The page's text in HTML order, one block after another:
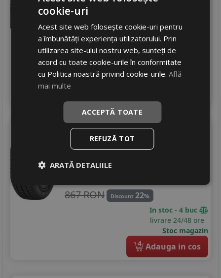
Zgomot
531RON
684 RON Discount22%
In stoc - 4 buc
livrare 24/48 ore
Stoc magazin
DunlopEconodrive as
215/60 R16C 103T
867 RON Discount 22%
In stoc - 4 buc
livrare 24/48 ore
Stoc magazin
4 Adauga in cos
cookie-uri
Acest site web folosește cookie-uri pentru
a îmbunătăți experiența utilizatorului. Prin
utilizarea site-ului nostru web, sunteți de
acord cu toate cookie-urile în conformitate
cu Politica noastră privind cookie-urile.Află
mai multe
ACCEPTĂ TOATE
REFUZĂ TOT
ARATĂ DETALIILE